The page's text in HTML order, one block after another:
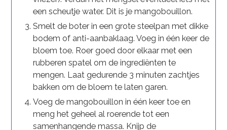
een scheutje water. Dit is je mangobouillon.
Smelt de boter in een grote steelpan met dikke
bodem of anti-aanbaklaag. Voeg in één keer de
bloem toe. Roer goed door elkaar met een
rubberen spatel om de ingrediënten te
mengen. Laat gedurende 3 minuten zachtjes
bakken om de bloem te laten garen.
Voeg de mangobouillon in één keer toe en
meng het geheel al roerende tot een
samenhangende massa. Knijp de